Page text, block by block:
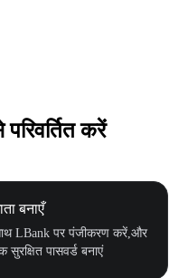
करें
बनाएँ
LBank पर पंजीकरण करें,और
पासवर्ड बनाएं